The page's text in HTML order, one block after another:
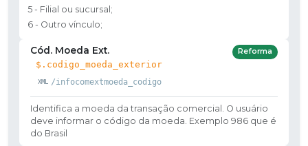
5 - Filial ou sucursal;
6 - Outro vínculo;
Cód. Moeda Ext.
$.codigo_moeda_exterior
/infocomextmoeda_codigo
Reforma
Identifica a moeda da transação comercial. O usuário
deve informar o código da moeda. Exemplo 986 que é
do Brasil